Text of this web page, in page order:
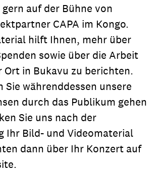
auf der Bühne von
CAPA im Kongo.
hilft Ihnen, mehr über
sowie über die Arbeit
Ort in Bukavu zu berichten.
Sie währenddessen unsere
durch das Publikum gehen
Sie uns nach der
Ihr Bild- und Videomaterial
dann über Ihr Konzert auf